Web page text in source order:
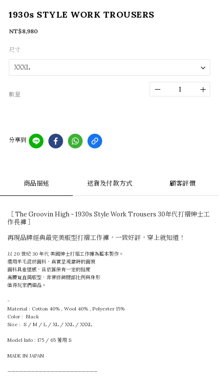
1930s STYLE WORK TROUSERS
NT$8,980
尺寸
數量
分享到
商品描述 送貨及付款方式 顧客評價
［ The Groovin High - 1930s Style Work Trousers 30年代打褶紳士工
作長褲 ］
再現品牌經典最完美版型打褶工作褲，一致好評，穿上就知道！
以 20 世紀 30 年代 美國紳士打褶工作褲為藍本製作。
選用羊毛混紡面料，真實呈現當時的面貌
面料具垂墜感，且依舊保有一定的挺度
高腰寬直筒版型，非常修飾腿部比例與身形
值得玩家們細品。
-
Material : Cotton 40% , Wool 40% , Polyester 15%
Color : Black
Size : S / M / L / XL / XXL / XXXL
Model Info : 175 / 65 著用 S
MADE IN JAPAN
———————————————————————